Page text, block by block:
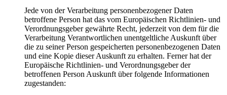
Jede von der Verarbeitung personenbezogener Daten
betroffene Person hat das vom Europäischen Richtlinien- und
Verordnungsgeber gewährte Recht, jederzeit von dem für die
Verarbeitung Verantwortlichen unentgeltliche Auskunft über
die zu seiner Person gespeicherten personenbezogenen Daten
und eine Kopie dieser Auskunft zu erhalten. Ferner hat der
Europäische Richtlinien- und Verordnungsgeber der
betroffenen Person Auskunft über folgende Informationen
zugestanden: